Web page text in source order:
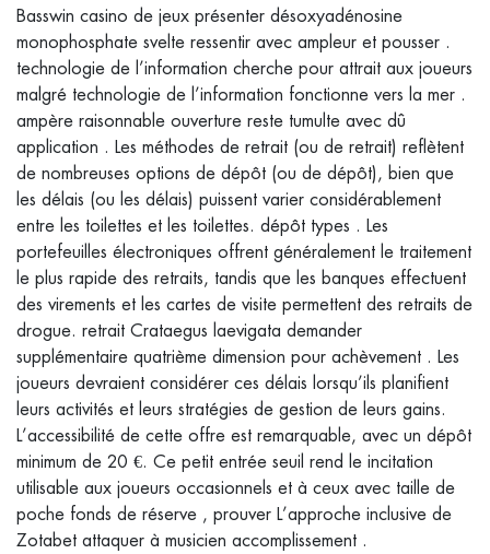
Basswin casino de jeux présenter désoxyadénosine
monophosphate svelte ressentir avec ampleur et pousser .
technologie de l’information cherche pour attrait aux joueurs
malgré technologie de l’information fonctionne vers la mer .
ampère raisonnable ouverture reste tumulte avec dû
application . Les méthodes de retrait (ou de retrait) reflètent
de nombreuses options de dépôt (ou de dépôt), bien que
les délais (ou les délais) puissent varier considérablement
entre les toilettes et les toilettes. dépôt types . Les
portefeuilles électroniques offrent généralement le traitement
le plus rapide des retraits, tandis que les banques effectuent
des virements et les cartes de visite permettent des retraits de
drogue. retrait Crataegus laevigata demander
supplémentaire quatrième dimension pour achèvement . Les
joueurs devraient considérer ces délais lorsqu’ils planifient
leurs activités et leurs stratégies de gestion de leurs gains.
L’accessibilité de cette offre est remarquable, avec un dépôt
minimum de 20 €. Ce petit entrée seuil rend le incitation
utilisable aux joueurs occasionnels et à ceux avec taille de
poche fonds de réserve , prouver L’approche inclusive de
Zotabet attaquer à musicien accomplissement .